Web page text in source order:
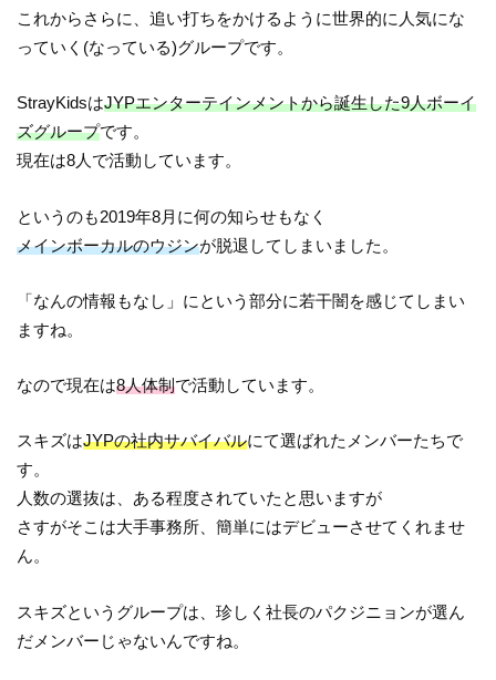
これからさらに、追い打ちをかけるように世界的に人気にな
っていく(なっている)グループです。
StrayKidsはJYPエンターテインメントから誕生した9人ボーイ
ズグループです。
現在は8人で活動しています。
というのも2019年8月に何の知らせもなく
メインボーカルのウジンが脱退してしまいました。
「なんの情報もなし」にという部分に若干闇を感じてしまい
ますね。
なので現在は8人体制で活動しています。
スキズはJYPの社内サバイバルにて選ばれたメンバーたちで
す。
人数の選抜は、ある程度されていたと思いますが
さすがそこは大手事務所、簡単にはデビューさせてくれませ
ん。
スキズというグループは、珍しく社長のパクジニョンが選ん
だメンバーじゃないんですね。